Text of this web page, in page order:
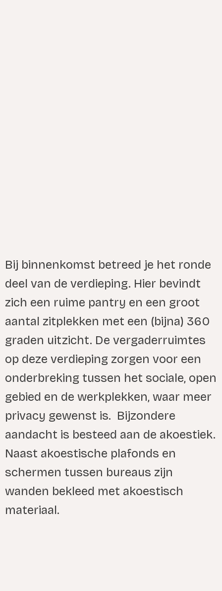
Bij binnenkomst betreed je het ronde
deel van de verdieping. Hier bevindt
zich een ruime pantry en een groot
aantal zitplekken met een (bijna) 360
graden uitzicht. De vergaderruimtes
op deze verdieping zorgen voor een
onderbreking tussen het sociale, open
gebied en de werkplekken, waar meer
privacy gewenst is. Bijzondere
aandacht is besteed aan de akoestiek.
Naast akoestische plafonds en
schermen tussen bureaus zijn
wanden bekleed met akoestisch
materiaal.